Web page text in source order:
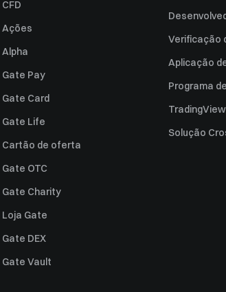
CFD
Ações
Alpha
Gate Pay
Gate Card
Gate Life
Cartão de oferta
Gate OTC
Gate Charity
Loja Gate
Gate DEX
Gate Vault
Verificação
Aplicação
Programa
TradingView
Solução